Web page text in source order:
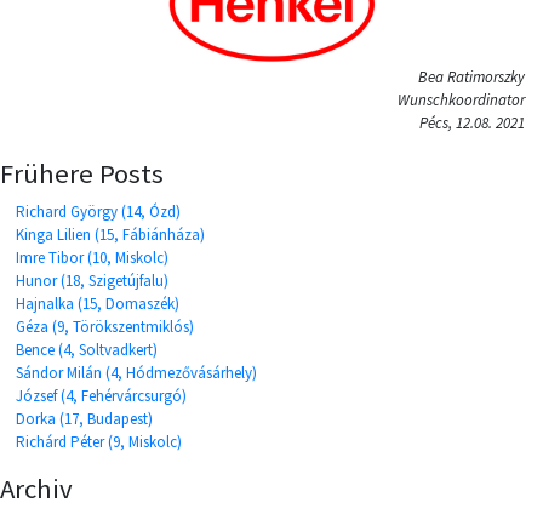
Bea Ratimorszky
Wunschkoordinator
Pécs, 12.08. 2021
Frühere Posts
Richard György (14, Ózd)
Kinga Lilien (15, Fábiánháza)
Imre Tibor (10, Miskolc)
Hunor (18, Szigetújfalu)
Hajnalka (15, Domaszék)
Géza (9, Törökszentmiklós)
Bence (4, Soltvadkert)
Sándor Milán (4, Hódmezővásárhely)
József (4, Fehérvárcsurgó)
Dorka (17, Budapest)
Richárd Péter (9, Miskolc)
Archiv